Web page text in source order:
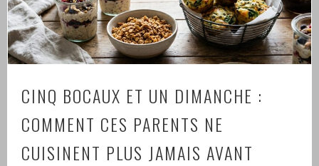
CINQ BOCAUX ET UN DIMANCHE :
COMMENT CES PARENTS NE
CUISINENT PLUS JAMAIS AVANT